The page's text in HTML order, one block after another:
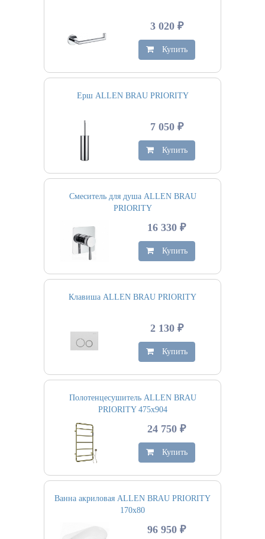
3 020 ₽
Купить
Ерш ALLEN BRAU PRIORITY
7 050 ₽
Купить
Смеситель для душа ALLEN BRAU
PRIORITY
16 330 ₽
Купить
Клавиша ALLEN BRAU PRIORITY
2 130 ₽
Купить
Полотенцесушитель ALLEN BRAU
PRIORITY 475х904
24 750 ₽
Купить
Ванна акриловая ALLEN BRAU PRIORITY
170х80
96 950 ₽